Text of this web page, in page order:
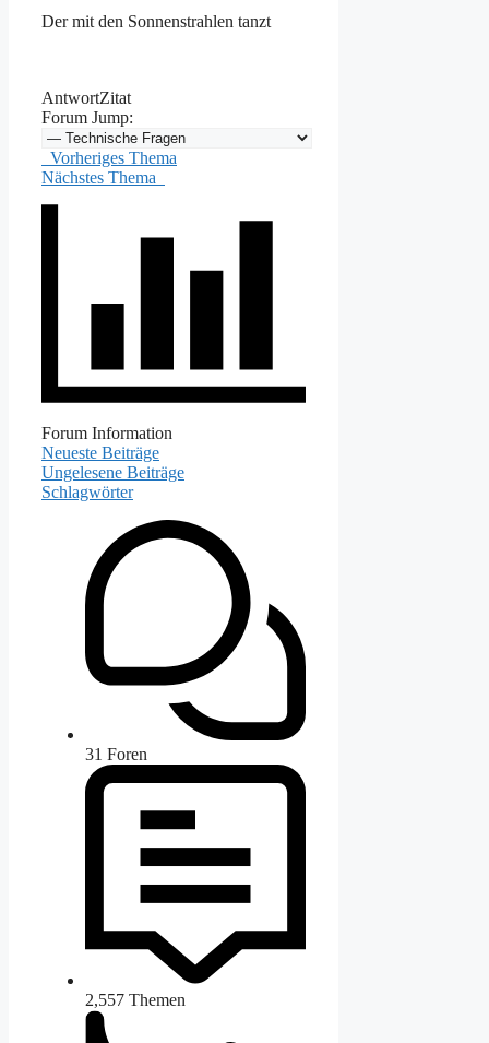
Der mit den Sonnenstrahlen tanzt
AntwortZitat
Forum Jump:
Vorheriges Thema
Nächstes Thema
Forum Information
Neueste Beiträge
Ungelesene Beiträge
Schlagwörter
31 Foren
2,557 Themen